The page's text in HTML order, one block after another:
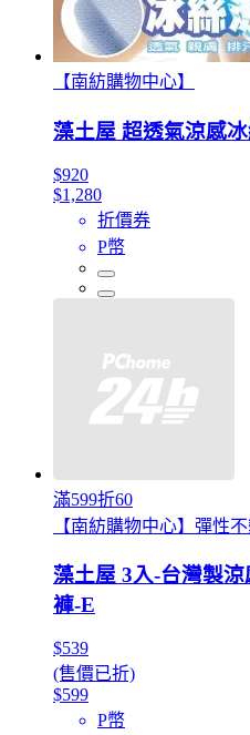
【南紡購物中心】
藻土屋 超透氣涼感
$920
$1,280
折價券
P幣
滿599折60
【南紡購物中心】彈性
藻土屋 3入-台灣製
褲-E
$539
(售價已折)
$599
P幣